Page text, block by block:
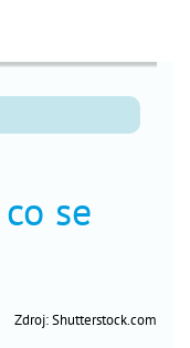
se
Zdroj: Shutterstock.com